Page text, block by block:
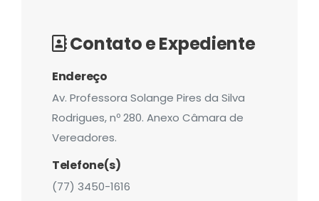
Contato e Expediente
Endereço
Av. Professora Solange Pires da Silva
Rodrigues, nº 280. Anexo Câmara de
Vereadores.
Telefone(s)
(77) 3450-1616